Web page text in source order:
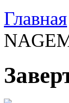
Главная